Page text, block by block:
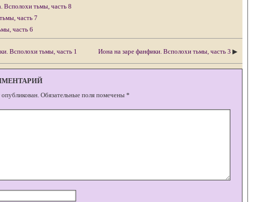
Всполохи тьмы, часть 8
часть 7
часть 6
Всполохи тьмы, часть 1 Иона на заре фанфики. Всполохи тьмы, часть 3 ▶
Обязательные поля помечены *